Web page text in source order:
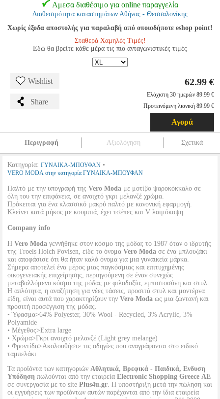
Αμεσα διαθέσιμο για online παραγγελία
Διαθεσιμότητα καταστημάτων Αθήνας - Θεσσαλονίκης
Χωρίς έξοδα αποστολής για παραλαβή από οποιοδήποτε eshop point!
Σταθερά Χαμηλές Τιμές!
Εδώ θα βρείτε κάθε μέρα τις πιο ανταγωνιστικές τιμές
Wishlist
Share
62.99 €
Ελάχιστη 30 ημερών 89.99 €
Προτεινόμενη λιανική 89.99 €
Αγορά
Περιγραφή Αξιολόγηση Σχετικά
Κατηγορία: ΓΥΝΑΙΚΑ-ΜΠΟΥΦΑΝ •
VERO MODA στην κατηγορία ΓΥΝΑΙΚΑ-ΜΠΟΥΦΑΝ
Παλτό με την υπογραφή της Vero Moda με μοτίβο ψαροκόκκαλο σε
όλη του την επιφάνεια, σε ανοιχτό γκρι μελανζέ χρώμα.
Πρόκειται για ένα κλασσικό μακρύ παλτό με κανονική εφαρμογή.
Κλείνει κατά μήκος με κουμπιά, έχει τσέπες και V λαιμόκοψη.
Company info
Η Vero Moda γεννήθηκε στον κόσμο της μόδας το 1987 όταν ο ιδρυτής
της Troels Holch Povlsen, είδε το όνομα Vero Moda σε ένα μπλουζάκι
και αποφάσισε ότι θα ήταν καλό όνομα για μια γυναικεία μάρκα.
Σήμερα αποτελεί ένα μέρος μιας παγκόσμιας και επιτυχημένης
οικογενειακής επιχείρησης, περιηγούμενη σε έναν συνεχώς
μεταβαλλόμενο κόσμο της μόδας με φιλοδοξία, εμπιστοσύνη και στυλ.
Η απλότητα, η αναζήτηση για νέες τάσεις, προσιτά στυλ και μοντέρνα
είδη, είναι αυτά που χαρακτηρίζουν την Vero Moda ως μια ζωντανή και
προσιτή προσέγγιση της μόδας.
• Ύφασμα>64% Polyester, 30% Wool - Recycled, 3% Acrylic, 3%
Polyamide
• Μέγεθος>Extra large
• Χρώμα>Γκρι ανοιχτό μελανζέ (Light grey melange)
• Φροντίδα>Ακολουθήστε τις οδηγίες που αναγράφονται στο ειδικό
ταμπελάκι
Τα προϊόντα των κατηγοριών Αθλητικά, Βρεφικά - Παιδικά, Ενδυση
Υπόδηση πωλούνται από την εταιρεία Electronic Shopping Greece ΑΕ
σε συνεργασία με το site Plus4u.gr. Η υποστήριξη μετά την πώληση και
οι εγγυήσεις των προϊόντων αυτών παρέχονται από την ίδια εταιρεία